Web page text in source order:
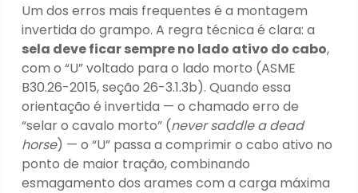
Um dos erros mais frequentes é a montagem
invertida do grampo. A regra técnica é clara: a
sela deve ficar sempre no lado ativo do cabo,
com o “U” voltado para o lado morto (ASME
B30.26-2015, seção 26-3.1.3b). Quando essa
orientação é invertida — o chamado erro de
“selar o cavalo morto” (never saddle a dead
horse) — o “U” passa a comprimir o cabo ativo no
ponto de maior tração, combinando
esmagamento dos arames com a carga máxima